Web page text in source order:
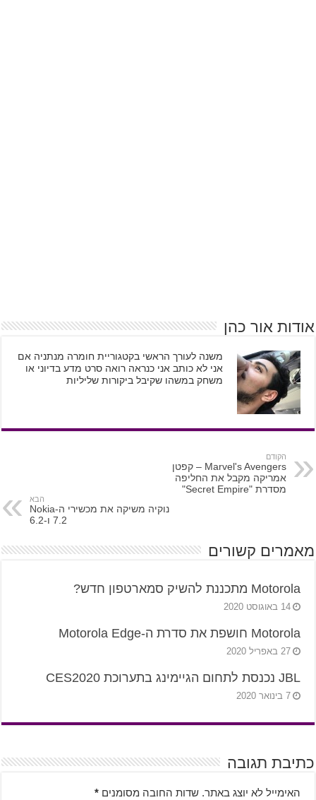
אודות אור כהן
משנה לעורך הראשי בקטגוריית חומרה מנתניה אם
אני לא כותב אני כנראה רואה סרט מדע בדיוני או
משחק במשהו שקיבל ביקורות שליליות
הקודם
Marvel's Avengers – קפטן
אמריקה מקבל את החליפה
מסדרת "Secret Empire"
הבא
נוקיה משיקה את מכשירי ה-Nokia
7.2 ו-6.2
מאמרים קשורים
Motorola מתכננת להשיק סמארטפון חדש?
14 באוגוסט 2020
Motorola חושפת את סדרת ה-Motorola Edge
27 באפריל 2020
JBL נכנסת לתחום הגיימינג בתערוכת CES2020
7 בינואר 2020
כתיבת תגובה
האימייל לא יוצג באתר. שדות החובה מסומנים *